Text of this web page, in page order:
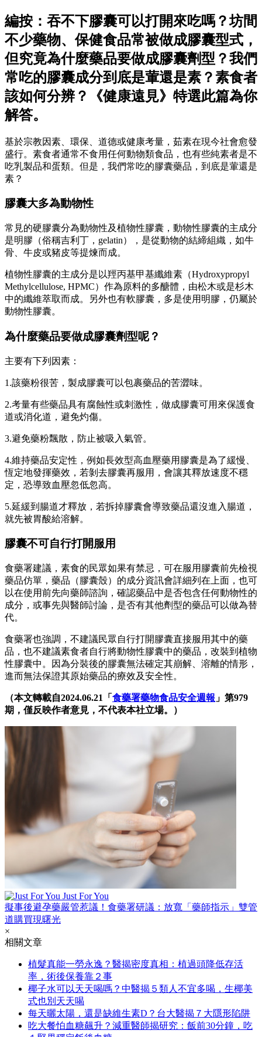
編按：吞不下膠囊可以打開來吃嗎？坊間
不少藥物、保健食品常被做成膠囊型式，
但究竟為什麼藥品要做成膠囊劑型？我們
常吃的膠囊成分到底是葷還是素？素食者
該如何分辨？《健康遠見》特選此篇為你
解答。
基於宗教因素、環保、道德或健康考量，茹素在現今社會愈發
盛行。素食者通常不食用任何動物類食品，也有些純素者是不
吃乳製品和蛋類。但是，我們常吃的膠囊藥品，到底是葷還是
素？
膠囊大多為動物性
常見的硬膠囊分為動物性及植物性膠囊，動物性膠囊的主成分
是明膠（俗稱吉利丁，gelatin），是從動物的結締組織，如牛
骨、牛皮或豬皮等提煉而成。
植物性膠囊的主成分是以羥丙基甲基纖維素（Hydroxypropyl
Methylcellulose, HPMC）作為原料的多醣體，由松木或是杉木
中的纖維萃取而成。另外也有軟膠囊，多是使用明膠，仍屬於
動物性膠囊。
為什麼藥品要做成膠囊劑型呢？
主要有下列因素：
1.該藥粉很苦，製成膠囊可以包裹藥品的苦澀味。
2.考量有些藥品具有腐蝕性或刺激性，做成膠囊可用來保護食
道或消化道，避免灼傷。
3.避免藥粉飄散，防止被吸入氣管。
4.維持藥品安定性，例如長效型高血壓藥用膠囊是為了緩慢、
恆定地發揮藥效，若剝去膠囊再服用，會讓其釋放速度不穩
定，恐導致血壓忽低忽高。
5.延緩到腸道才釋放，若拆掉膠囊會導致藥品還沒進入腸道，
就先被胃酸給溶解。
膠囊不可自行打開服用
食藥署建議，素食的民眾如果有禁忌，可在服用膠囊前先檢視
藥品仿單，藥品（膠囊殼）的成分資訊會詳細列在上面，也可
以在使用前先向藥師諮詢，確認藥品中是否包含任何動物性的
成分，或事先與醫師討論，是否有其他劑型的藥品可以做為替
代。
食藥署也強調，不建議民眾自行打開膠囊直接服用其中的藥
品，也不建議素食者自行將動物性膠囊中的藥品，改裝到植物
性膠囊中。因為分裝後的膠囊無法確定其崩解、溶離的情形，
進而無法保證其原始藥品的療效及安全性。
（本文轉載自2024.06.21「 食藥署藥物食品安全週報 」第979
期，僅反映作者意見，不代表本社立場。）
Just For You
擬事後避孕藥嚴管惹議！食藥署研議：放寬「藥師指示」雙管
道購買現曙光
×
相關文章
植髮真能一勞永逸？醫揭密度真相：植過頭降低存活
率，術後保養靠２事
椰子水可以天天喝嗎？中醫揭５類人不宜多喝，生椰美
式也別天天喝
每天曬太陽，還是缺維生素D？台大醫揭７大隱形陷阱
吃大餐怕血糖飆升？減重醫師揭研究：飯前30分鐘，吃